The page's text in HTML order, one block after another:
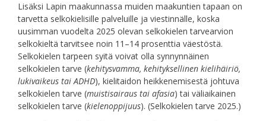
Lisäksi Lapin maakunnassa muiden maakuntien tapaan on
tarvetta selkokielisille palveluille ja viestinnälle, koska
uusimman vuodelta 2025 olevan selkokielen tarvearvion
selkokieltä tarvitsee noin 11–14 prosenttia väestöstä.
Selkokielen tarpeen syitä voivat olla synnynnäinen
selkokielen tarve (kehitysvamma, kehityksellinen kielihäiriö,
lukivaikeus tai ADHD), kielitaidon heikkenemisestä johtuva
selkokielen tarve (muistisairaus tai afasia) tai väliaikainen
selkokielen tarve (kielenoppijuus). (Selkokielen tarve 2025.)